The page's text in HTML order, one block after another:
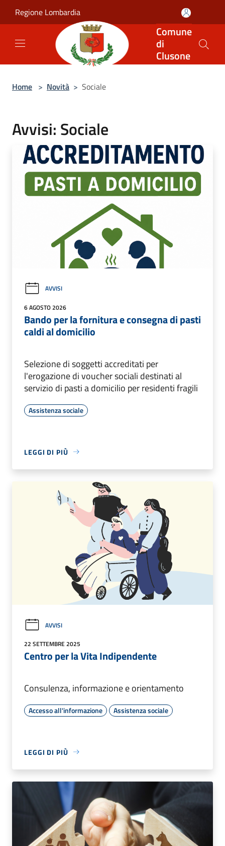
Regione Lombardia
Comune
di
Clusone
Home > Novità > Sociale
Avvisi: Sociale
AVVISI
6 AGOSTO 2026
Bando per la fornitura e consegna di pasti
caldi al domicilio
Selezione di soggetti accreditati per
l'erogazione di voucher sociali destinati al
servizio di pasti a domicilio per residenti fragili
Assistenza sociale
LEGGI DI PIÙ
AVVISI
22 SETTEMBRE 2025
Centro per la Vita Indipendente
Consulenza, informazione e orientamento
Accesso all'informazione Assistenza sociale
LEGGI DI PIÙ